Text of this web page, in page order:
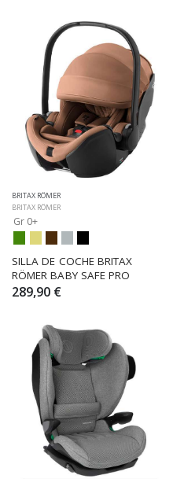
BRITAX RÖMER
BRITAX RÖMER
Gr 0+
SILLA DE COCHE BRITAX
RÖMER BABY SAFE PRO
289,90 €